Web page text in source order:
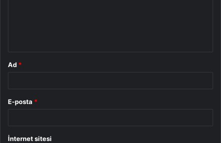
Ad *
E-posta *
İnternet sitesi